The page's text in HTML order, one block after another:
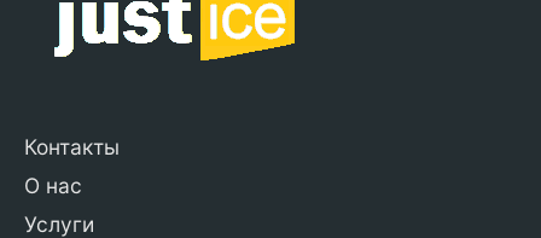
Контакты
О нас
Услуги